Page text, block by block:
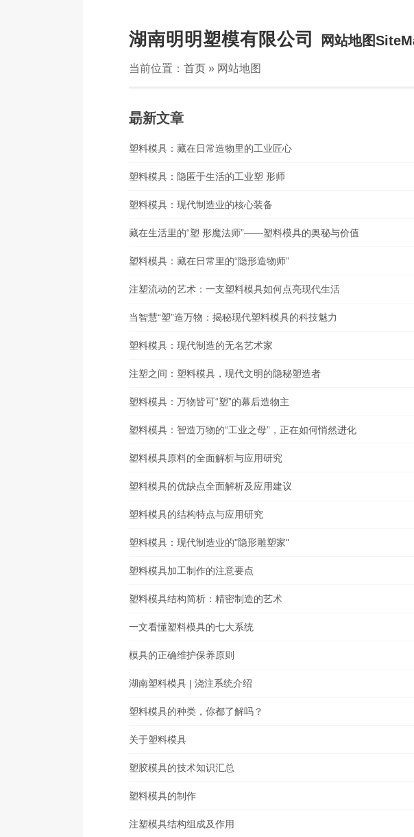
湖南明明塑模有限公司 网站地图
当前位置：首页 » 网站地图
朂新文章
塑料模具：藏在日常造物里的工业匠心
塑料模具：隐匿于生活的工业塑 形师
塑料模具：现代制造业的核心装备
藏在生活里的“塑 形魔法师”——塑料模具的奥秘与价值
塑料模具：藏在日常里的“隐形造物师”
注塑流动的艺术：一支塑料模具如何点亮现代生活
当智慧“塑”造万物：揭秘现代塑料模具的科技魅力
塑料模具：现代制造的无名艺术家
注塑之间：塑料模具，现代文明的隐秘塑造者
塑料模具：万物皆可“塑”的幕后造物主
塑料模具：智造万物的“工业之母”，正在如何悄然进化
塑料模具原料的全面解析与应用研究
塑料模具的优缺点全面解析及应用建议
塑料模具的结构特点与应用研究
塑料模具：现代制造业的"隐形雕塑家"
塑料模具加工制作的注意要点
塑料模具结构简析：精密制造的艺术
一文看懂塑料模具的七大系统
模具的正确维护保养原则
湖南塑料模具 | 浇注系统介绍
塑料模具的种类，你都了解吗？
关于塑料模具
塑胶模具的技术知识汇总
塑料模具的制作
注塑模具结构组成及作用